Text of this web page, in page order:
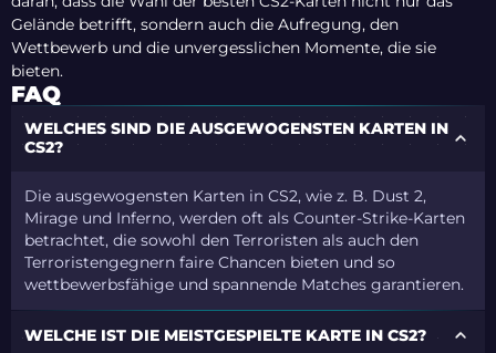
Gelände betrifft, sondern auch die Aufregung, den
Wettbewerb und die unvergesslichen Momente, die sie
bieten.
FAQ
WELCHES SIND DIE AUSGEWOGENSTEN KARTEN IN
CS2?
Die ausgewogensten Karten in CS2, wie z. B. Dust 2,
Mirage und Inferno, werden oft als Counter-Strike-Karten
betrachtet, die sowohl den Terroristen als auch den
Terroristengegnern faire Chancen bieten und so
wettbewerbsfähige und spannende Matches garantieren.
WELCHE IST DIE MEISTGESPIELTE KARTE IN CS2?